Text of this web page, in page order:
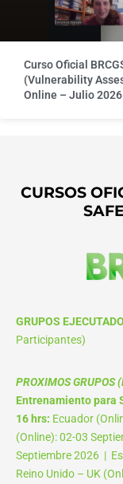
Curso Oficial
(Vulnerability
Online – Julio 2026
CURSOS
GRUPOS
Participantes)
PROXIMOS
Entrenamiento para
16 hrs: Ecuador
(Online): 02-03
Septiembre 2026 |
Reino Unido – UK